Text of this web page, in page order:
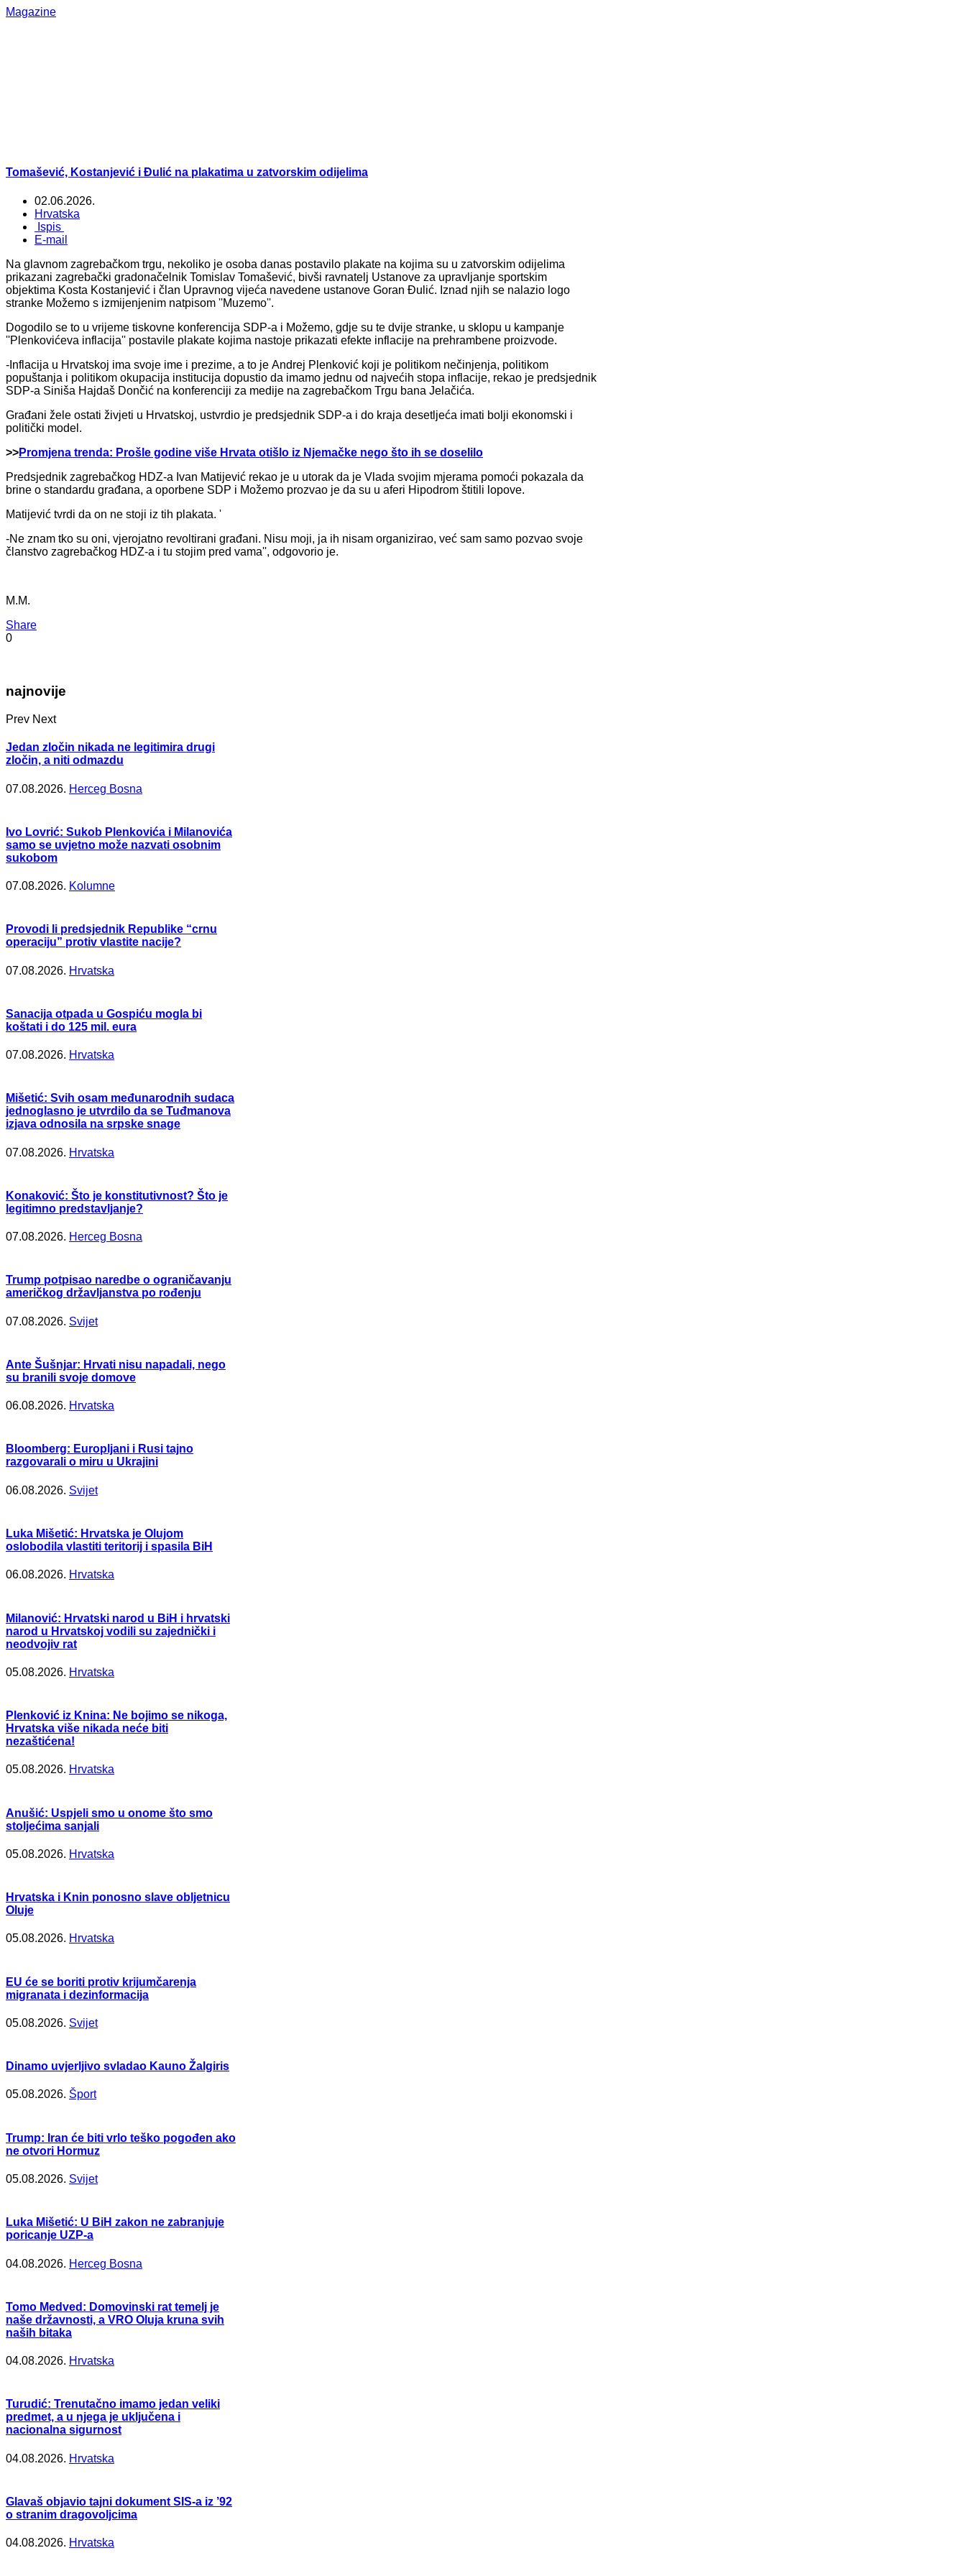
Magazine
Tomašević, Kostanjević i Đulić na plakatima u zatvorskim odijelima
02.06.2026.
Hrvatska
Ispis
E-mail
Na glavnom zagrebačkom trgu, nekoliko je osoba danas postavilo plakate na kojima su u zatvorskim odijelima
prikazani zagrebački gradonačelnik Tomislav Tomašević, bivši ravnatelj Ustanove za upravljanje sportskim
objektima Kosta Kostanjević i član Upravnog vijeća navedene ustanove Goran Đulić. Iznad njih se nalazio logo
stranke Možemo s izmijenjenim natpisom ''Muzemo''.
Dogodilo se to u vrijeme tiskovne konferencija SDP-a i Možemo, gdje su te dvije stranke, u sklopu u kampanje
''Plenkovićeva inflacija'' postavile plakate kojima nastoje prikazati efekte inflacije na prehrambene proizvode.
-Inflacija u Hrvatskoj ima svoje ime i prezime, a to je Andrej Plenković koji je politikom nečinjenja, politikom
popuštanja i politikom okupacija institucija dopustio da imamo jednu od najvećih stopa inflacije, rekao je predsjednik
SDP-a Siniša Hajdaš Dončić na konferenciji za medije na zagrebačkom Trgu bana Jelačića.
Građani žele ostati živjeti u Hrvatskoj, ustvrdio je predsjednik SDP-a i do kraja desetljeća imati bolji ekonomski i
politički model.
>>Promjena trenda: Prošle godine više Hrvata otišlo iz Njemačke nego što ih se doselilo
Predsjednik zagrebačkog HDZ-a Ivan Matijević rekao je u utorak da je Vlada svojim mjerama pomoći pokazala da
brine o standardu građana, a oporbene SDP i Možemo prozvao je da su u aferi Hipodrom štitili lopove.
Matijević tvrdi da on ne stoji iz tih plakata. '
-Ne znam tko su oni, vjerojatno revoltirani građani. Nisu moji, ja ih nisam organizirao, već sam samo pozvao svoje
članstvo zagrebačkog HDZ-a i tu stojim pred vama'', odgovorio je.
M.M.
Share
0
najnovije
Prev Next
Jedan zločin nikada ne legitimira drugi
zločin, a niti odmazdu
07.08.2026. Herceg Bosna
Ivo Lovrić: Sukob Plenkovića i Milanovića
samo se uvjetno može nazvati osobnim
sukobom
07.08.2026. Kolumne
Provodi li predsjednik Republike “crnu
operaciju” protiv vlastite nacije?
07.08.2026. Hrvatska
Sanacija otpada u Gospiću mogla bi
koštati i do 125 mil. eura
07.08.2026. Hrvatska
Mišetić: Svih osam međunarodnih sudaca
jednoglasno je utvrdilo da se Tuđmanova
izjava odnosila na srpske snage
07.08.2026. Hrvatska
Konaković: Što je konstitutivnost? Što je
legitimno predstavljanje?
07.08.2026. Herceg Bosna
Trump potpisao naredbe o ograničavanju
američkog državljanstva po rođenju
07.08.2026. Svijet
Ante Šušnjar: Hrvati nisu napadali, nego
su branili svoje domove
06.08.2026. Hrvatska
Bloomberg: Europljani i Rusi tajno
razgovarali o miru u Ukrajini
06.08.2026. Svijet
Luka Mišetić: Hrvatska je Olujom
oslobodila vlastiti teritorij i spasila BiH
06.08.2026. Hrvatska
Milanović: Hrvatski narod u BiH i hrvatski
narod u Hrvatskoj vodili su zajednički i
neodvojiv rat
05.08.2026. Hrvatska
Plenković iz Knina: Ne bojimo se nikoga,
Hrvatska više nikada neće biti
nezaštićena!
05.08.2026. Hrvatska
Anušić: Uspjeli smo u onome što smo
stoljećima sanjali
05.08.2026. Hrvatska
Hrvatska i Knin ponosno slave obljetnicu
Oluje
05.08.2026. Hrvatska
EU će se boriti protiv krijumčarenja
migranata i dezinformacija
05.08.2026. Svijet
Dinamo uvjerljivo svladao Kauno Žalgiris
05.08.2026. Šport
Trump: Iran će biti vrlo teško pogođen ako
ne otvori Hormuz
05.08.2026. Svijet
Luka Mišetić: U BiH zakon ne zabranjuje
poricanje UZP-a
04.08.2026. Herceg Bosna
Tomo Medved: Domovinski rat temelj je
naše državnosti, a VRO Oluja kruna svih
naših bitaka
04.08.2026. Hrvatska
Turudić: Trenutačno imamo jedan veliki
predmet, a u njega je uključena i
nacionalna sigurnost
04.08.2026. Hrvatska
Glavaš objavio tajni dokument SIS-a iz ’92
o stranim dragovoljcima
04.08.2026. Hrvatska